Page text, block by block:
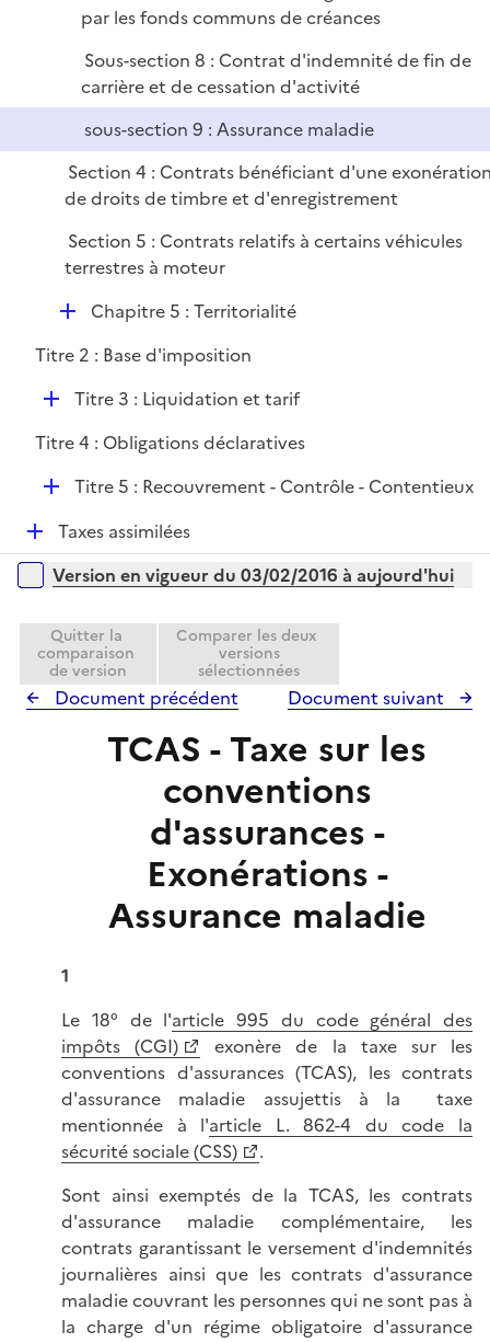
par les fonds communs de créances
Sous-section 8 : Contrat d'indemnité de fin de
carrière et de cessation d'activité
sous-section 9 : Assurance maladie
Section 4 : Contrats bénéficiant d'une
de droits de timbre et d'enregistrement
Section 5 : Contrats relatifs à certains véhicules
terrestres à moteur
D
p
l
e
Chapitre 5 : Territorialité
Titre 2 : Base d'imposition
D
p
e
r
Titre 3 : Liquidation et tarif
Titre 4 : Obligations déclaratives
D
p
l
i
e
r
Titre 5 : Recouvrement - Contrôle - Contentieux
D
é
p
e
r
Taxes assimilées
Versions sur la période
Version en vigueur du 03/02/2016 à aujourd'hui
Quitter la
comparaison
de version
Comparer les deux
versions
sélectionnées
Document précédent Document suivant
TCAS - Taxe sur les
conventions
d'assurances -
Exonérations -
Assurance maladie
1
Le 18° de l'article 995 du code général des
impôts (CGI)
exonère de la taxe sur les
conventions d'assurances (TCAS), les contrats
d'assurance maladie assujettis à la taxe
mentionnée à l'article L. 862-4 du code la
sécurité sociale (CSS)
.
Sont ainsi exemptés de la TCAS, les contrats
d'assurance maladie complémentaire, les
contrats garantissant le versement d'indemnités
journalières ainsi que les contrats d'assurance
maladie couvrant les personnes qui ne sont pas à
la charge d'un régime obligatoire d'assurance